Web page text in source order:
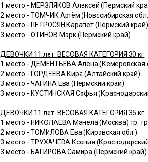
1 место - МЕРЗЛЯКОВ Алексей (Пермский
2 место - ТОМЧИК Артём (Новосибирская
3 место - ПЕТРОСЯН Карапет (Пермский край)
3 место - ОТИНОВ Марк (Пермский край)
ДЕВОЧКИ 11 лет: ВЕСОВАЯ КАТЕГОРИЯ 30 кг
1 место - ДЕМЕНТЬЕВА Алёна (Кемеровская
2 место - ГОРДЕЕВА Кира (Алтайский край)
3 место - ЧАГИНА Ева (Пермский край)
3 место - КУСТИНСКАЯ Софья
ДЕВОЧКИ 11 лет: ВЕСОВАЯ КАТЕГОРИЯ 35 кг
1 место - НИКОЛАЕВА Манела (Москва) тр.
2 место - ТОМИЛОВА Ева (Кировская обл.)
3 место - ТРУХАЧЕВА Ксения
3 место - БАГИРОВА Самира (Пермский край)